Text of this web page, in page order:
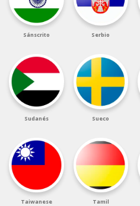
Sánscrito Serbio
Sudanés Sueco
Taiwanese Tamil